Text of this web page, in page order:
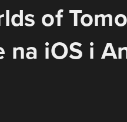
of
na iOS i